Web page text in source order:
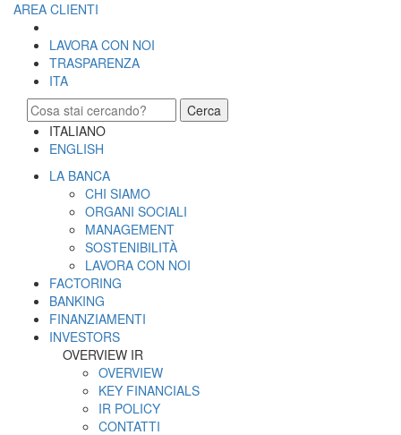
AREA CLIENTI
LAVORA CON NOI
TRASPARENZA
ITA
Cerca
ITALIANO
ENGLISH
LA BANCA
CHI SIAMO
ORGANI SOCIALI
MANAGEMENT
SOSTENIBILITÀ
LAVORA CON NOI
FACTORING
BANKING
FINANZIAMENTI
INVESTORS
OVERVIEW IR
OVERVIEW
KEY FINANCIALS
IR POLICY
CONTATTI